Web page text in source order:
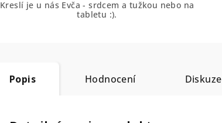
Kreslí je u nás Evča - srdcem a tužkou nebo na
tabletu :).
Popis Hodnocení Diskuze